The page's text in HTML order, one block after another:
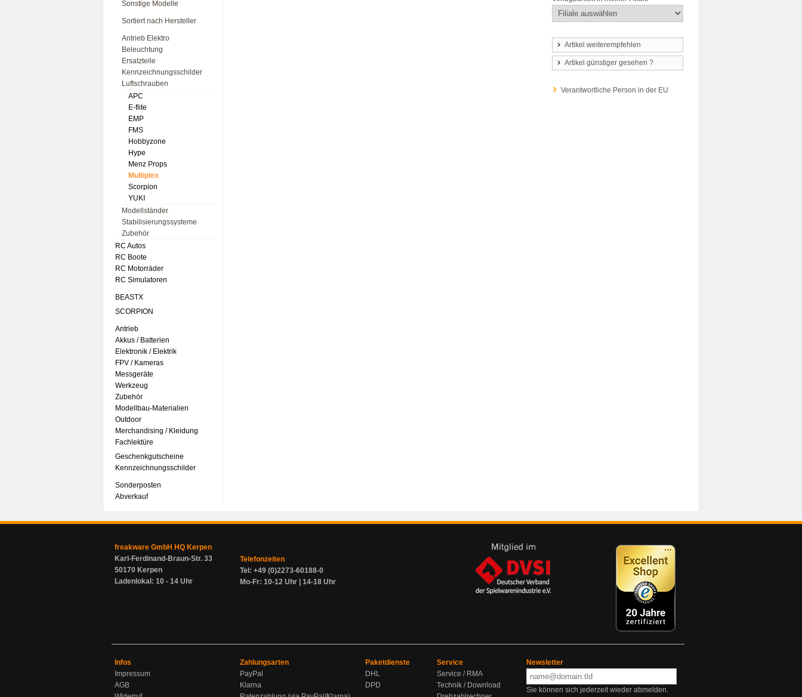
Sonstige Modelle
Sortiert nach Hersteller
Antrieb Elektro
Beleuchtung
Ersatzteile
Kennzeichnungsschilder
Luftschrauben
APC
E-flite
EMP
FMS
Hobbyzone
Hype
Menz Props
Multiplex
Scorpion
YUKI
Modellständer
Stabilisierungssysteme
Zubehör
RC Autos
RC Boote
RC Motorräder
RC Simulatoren
BEASTX
SCORPION
Antrieb
Akkus / Batterien
Elektronik / Elektrik
FPV / Kameras
Messgeräte
Werkzeug
Zubehör
Modellbau-Materialien
Outdoor
Merchandising / Kleidung
Fachlektüre
Geschenkgutscheine
Kennzeichnungsschilder
Sonderposten
Abverkauf
Artikel weiterempfehlen
Artikel günstiger gesehen ?
Verantwortliche Person in der EU
freakware GmbH HQ Kerpen
Karl-Ferdinand-Braun-Str. 33
50170 Kerpen
Ladenlokal: 10 - 14 Uhr
Telefonzeiten
Tel: +49 (0)2273-60188-0
Mo-Fr: 10-12 Uhr | 14-18 Uhr
Infos
Impressum
AGB
Zahlungsarten
PayPal
Klarna
Paketdienste
DHL
DPD
Service
Service / RMA
Technik / Download
Newsletter
Sie können sich jederzeit wieder abmelden.